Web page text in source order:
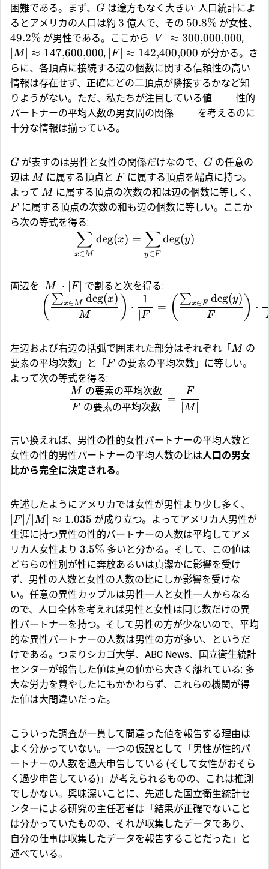
困難である。まず、 G は途方もなく大きい: 人口統計によ
るとアメリカの人口は約 3 億人で、その 50.8% が女性、
49.2% が男性である。ここから V ≈ 300,000,000,
M ≈ 147,600,000, F∣ ≈ 142,400,000 が分かる。さ
らに、各頂点に接続する辺の個数に関する信頼性の高い
情報は存在せず、正確にどの二頂点が隣接するかなど知
りようがない。ただ、私たちが注目している値 ── 性的
パートナーの平均人数の男女間の関係 ── を考えるのに
十分な情報は揃っている。
G が表すのは男性と女性の関係だけなので、 G の任意の
辺は M に属する頂点とF に属する頂点を端点に持つ。
よって M に属する頂点の次数の和は辺の個数に等しく、
F に属する頂点の次数の和も辺の個数に等しい。ここか
ら次の等式を得る:
x∈M
∑ deg(x) =
y∈F
∑deg(y)
両辺を M ⋅ F∣ で割ると次を得る:
( ∣M
∑x∈M deg(x) ) ⋅
F∣
1
= ( ∣F ∣
∑x∈F deg(y) ) ⋅
左辺および右辺の括弧で囲まれた部分はそれぞれ「M の
要素の平均次数」と「F の要素の平均次数」に等しい。
よって次の等式を得る:
F の要素の平均次数
M の要素の平均次数
=
∣M
F∣
言い換えれば、男性の性的女性パートナーの平均人数と
女性の性的男性パートナーの平均人数の比は人口の男女
比から完全に決定される。
先述したようにアメリカでは女性が男性より少し多く、
∣F ∣/∣M∣ ≈ 1.035 が成り立つ。よってアメリカ人男性が
生涯に持つ異性の性的パートナーの人数は平均してアメ
リカ人女性より 3.5% 多いと分かる。そして、この値は
どちらの性別が性に奔放あるいは貞潔かに影響を受け
ず、男性の人数と女性の人数の比にしか影響を受けな
い。任意の異性カップルは男性一人と女性一人からなる
ので、人口全体を考えれば男性と女性は同じ数だけの異
性パートナーを持つ。そして男性の方が少ないので、平均
的な異性パートナーの人数は男性の方が多い、というだ
けである。つまりシカゴ大学、ABC News、国立衛生統計
センターが報告した値は真の値から大きく離れている: 多
大な労力を費やしたにもかかわらず、これらの機関が得
た値は大間違いだった。
こういった調査が一貫して間違った値を報告する理由は
よく分かっていない。一つの仮説として「男性が性的パ
ートナーの人数を過大申告している (そして女性がおそら
く過少申告している)」が考えられるものの、これは推測
でしかない。興味深いことに、先述した国立衛生統計セ
ンターによる研究の主任著者は「結果が正確でないこと
は分かっていたものの、それが収集したデータであり、
自分の仕事は収集したデータを報告することだった」と
述べている。